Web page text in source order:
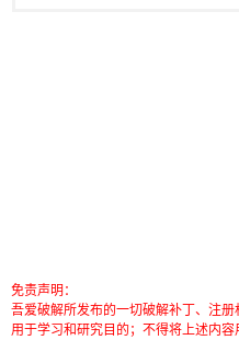
免责声明：
吾爱破解所发布的一切破解补丁、注
用于学习和研究目的；不得将上述内